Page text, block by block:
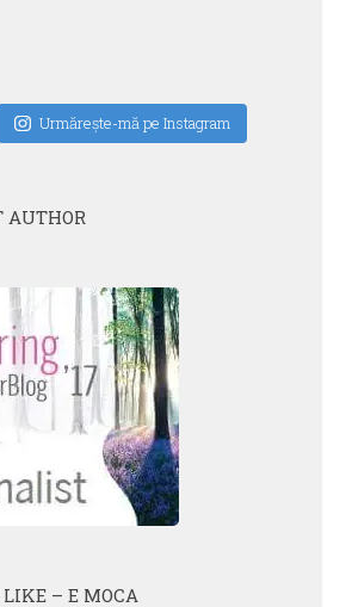
Urmăreşte-mă pe Instagram
AUTHOR
– E MOCA